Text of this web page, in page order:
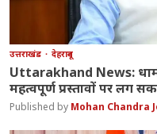
उत्तराखंड देहरादून
Uttarakhand News:
महत्वपूर्ण प्रस्तावों पर लग
Mohan Chandra